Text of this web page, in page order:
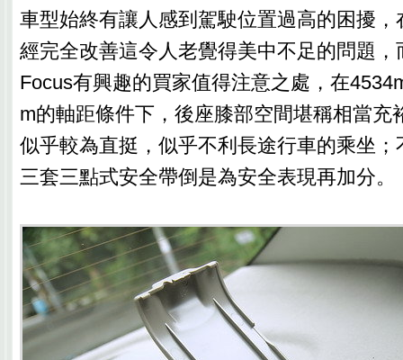
車型始終有讓人感到駕駛位置過高的困擾
經完全改善這令人老覺得美中不足的問題
Focus有興趣的買家值得注意之處，在
m的軸距條件下，後座膝部空間堪稱相當充
似乎較為直挺，似乎不利長途行車的乘坐
三套三點式安全帶倒是為安全表現再加分。